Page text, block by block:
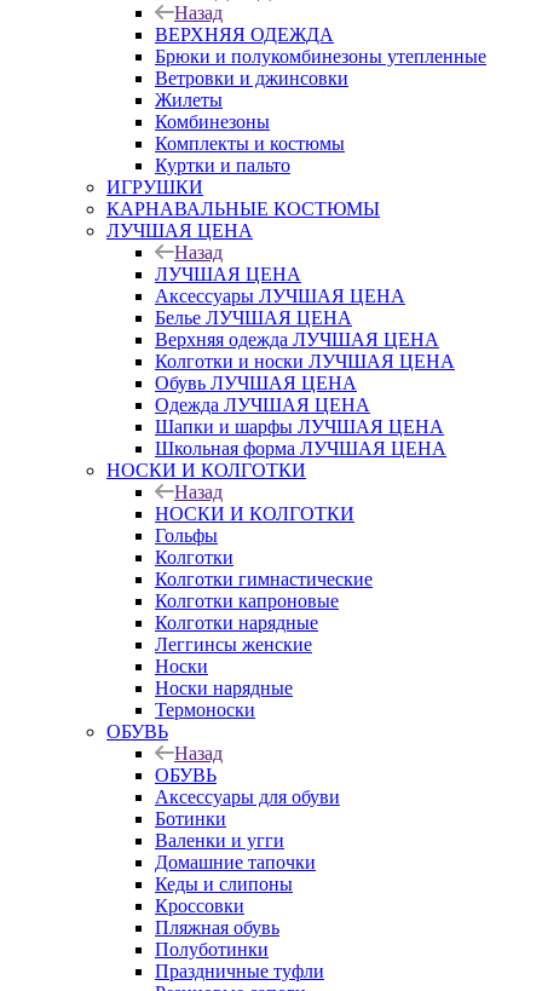
Назад
ВЕРХНЯЯ ОДЕЖДА
Брюки и полукомбинезоны утепленные
Ветровки и джинсовки
Жилеты
Комбинезоны
Комплекты и костюмы
Куртки и пальто
ИГРУШКИ
КАРНАВАЛЬНЫЕ КОСТЮМЫ
ЛУЧШАЯ ЦЕНА
Назад
ЛУЧШАЯ ЦЕНА
Аксессуары ЛУЧШАЯ ЦЕНА
Белье ЛУЧШАЯ ЦЕНА
Верхняя одежда ЛУЧШАЯ ЦЕНА
Колготки и носки ЛУЧШАЯ ЦЕНА
Обувь ЛУЧШАЯ ЦЕНА
Одежда ЛУЧШАЯ ЦЕНА
Шапки и шарфы ЛУЧШАЯ ЦЕНА
Школьная форма ЛУЧШАЯ ЦЕНА
НОСКИ И КОЛГОТКИ
Назад
НОСКИ И КОЛГОТКИ
Гольфы
Колготки
Колготки гимнастические
Колготки капроновые
Колготки нарядные
Леггинсы женские
Носки
Носки нарядные
Термоноски
ОБУВЬ
Назад
ОБУВЬ
Аксессуары для обуви
Ботинки
Валенки и угги
Домашние тапочки
Кеды и слипоны
Кроссовки
Пляжная обувь
Полуботинки
Праздничные туфли